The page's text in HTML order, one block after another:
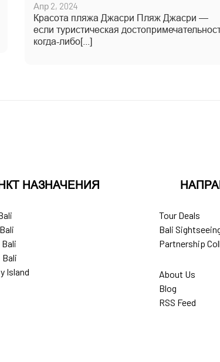
Апр 2, 2024
Красота пляжа Джасри Пляж Джасри —
если туристическая
когда-либо[...]
НАЗНАЧЕНИЯ
Bali
Island
Tour Deals
Bali
Partnership
About Us
Blog
RSS Feed